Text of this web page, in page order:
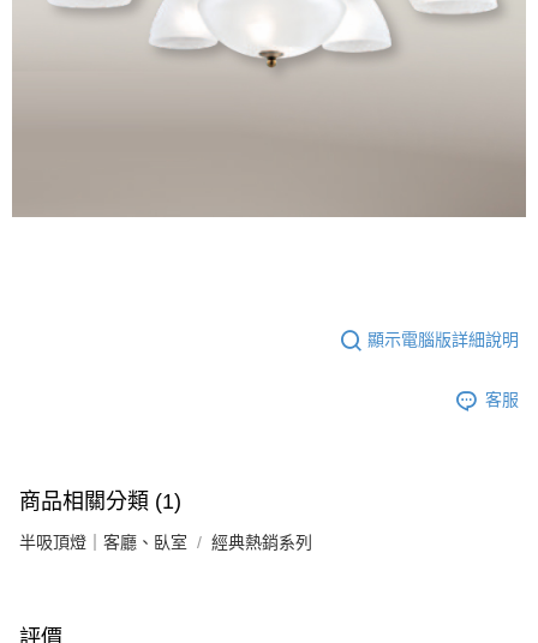
顯示電腦版詳細說明
客服
商品相關分類 (1)
半吸頂燈｜客廳、臥室 經典熱銷系列
評價